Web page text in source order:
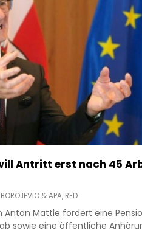
Antritt erst nach 45
& APA, RED
Anton Mattle fordert eine
sowie eine öffentliche